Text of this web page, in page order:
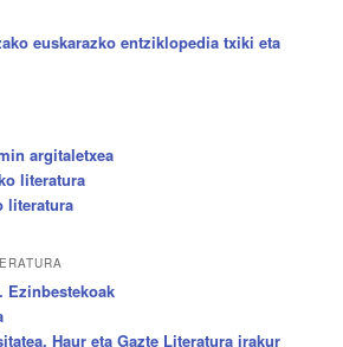
euskarazko entziklopedia txiki eta
argitaletxea
literatura
literatura
Ezinbestekoak
Haur eta Gazte Literatura irakur